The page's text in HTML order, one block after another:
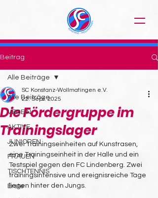
Beitrag
Alle Beiträge
VEREIN
AKTIVE
JUNIOREN
FRAUEN
TISCHTENNIS
Erste
Alle Beiträge
Die Fördergruppe im
Trainingslager
SC Konstanz-Wollmatingen e.V.
22. Sept. 2025
Zwei Trainingseinheiten auf Kunstrasen,
eine Trainingseinheit in der Halle und ein
Testspiel gegen den FC Lindenberg. Zwei
trainingsintensive und ereignisreiche Tage
liegen hinter den Jungs.